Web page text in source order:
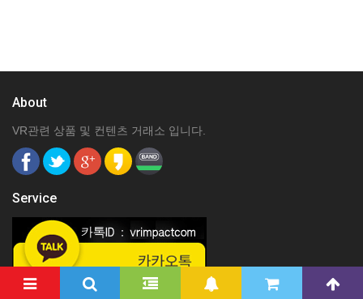
About
VR관련 상품 및 컨텐츠 거래소 입니다.
Service